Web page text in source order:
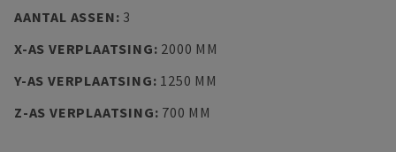
AANTAL ASSEN: 3
X-AS VERPLAATSING: 2000 MM
Y-AS VERPLAATSING: 1250 MM
Z-AS VERPLAATSING: 700 MM